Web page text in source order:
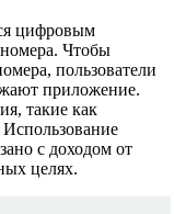
цифровым
Чтобы
пользователи
приложение.
такие как
Использование
с доходом от
целях.